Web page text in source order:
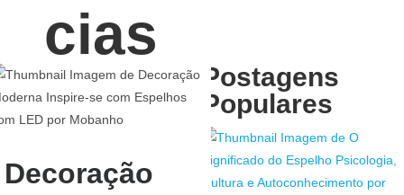
Cias
Postagens
Populares
Decoração